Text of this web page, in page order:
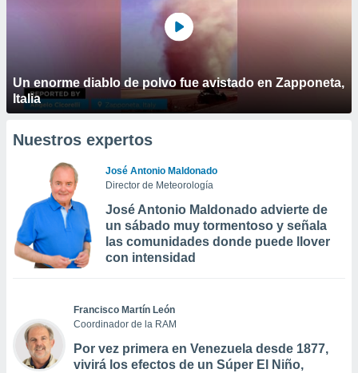
Un enorme diablo de polvo fue avistado en Zapponeta,
Italia
Nuestros expertos
José Antonio Maldonado
Director de Meteorología
José Antonio Maldonado advierte de
un sábado muy tormentoso y señala
las comunidades donde puede llover
con intensidad
Francisco Martín León
Coordinador de la RAM
Por vez primera en Venezuela desde 1877,
vivirá los efectos de un Súper El Niño,